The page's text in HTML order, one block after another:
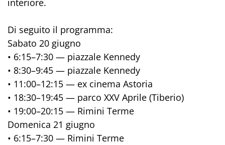
interiore.
Di seguito il programma:
Sabato 20 giugno
• 6:15–7:30 — piazzale Kennedy
• 8:30–9:45 — piazzale Kennedy
• 11:00–12:15 — ex cinema Astoria
• 18:30–19:45 — parco XXV Aprile (Tiberio)
• 19:00–20:15 — Rimini Terme
Domenica 21 giugno
• 6:15–7:30 — Rimini Terme